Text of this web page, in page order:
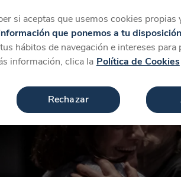
Más
si aceptas que usemos cookies
que ponemos a tu disposición
hábitos de navegación e intereses para
información, clica la Política de Cookies
Rechazar